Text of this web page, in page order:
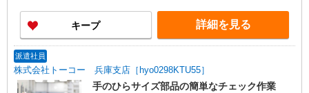
キープ 詳細を見る
派遣社員
株式会社トーコー 兵庫支店［hyo0298KTU55］
手のひらサイズ部品の簡単なチェック作業